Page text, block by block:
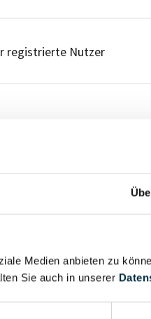
Medien anbieten zu
Sie auch in unserer
registrierte Nutzer
registrierte Nutzer